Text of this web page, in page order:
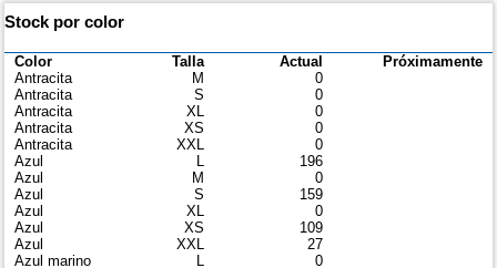
Stock por color
Color Talla Actual
Próximamente
Antracita
M
0
Antracita
S
0
Antracita
XL
0
Antracita
XS
0
Antracita
XXL
0
Azul
L
196
Azul
M
0
Azul
S
159
Azul
XL
0
Azul
XS
109
Azul
XXL
27
Azul marino
L
0